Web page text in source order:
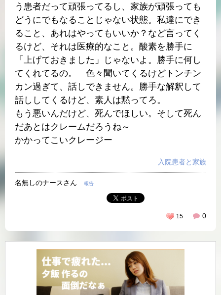
う患者だって頑張ってるし、家族が頑張っても
どうにでもなることじゃない状態。私達にでき
ること、あれはやってもいいか？など言ってく
るけど、それは医療的なこと。酸素を勝手に
「上げておきました」じゃないよ。勝手に何し
てくれてるの。 色々聞いてくるけどトンチン
カン過ぎて、話しできません。勝手な解釈して
話ししてくるけど、素人は黙ってろ。
もう悪いんだけど、死んでほしい。そして死ん
だあとはクレームだろうね～
かかってこいクレージー
入院患者と家族
名無しのナースさん 報告
0
15